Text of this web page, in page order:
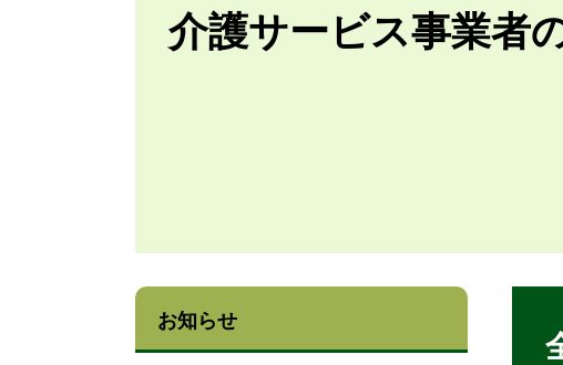
介護サービス事業者
お知らせ